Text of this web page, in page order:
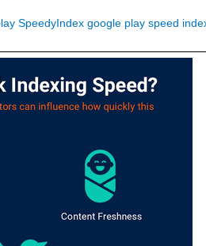
SpeedyIndex google play speed